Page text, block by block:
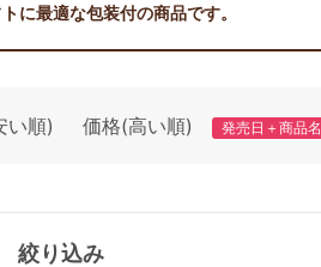
に最適な包装付の商品です。
い順) 価格(高い順) 発売日＋商品名
絞り込み